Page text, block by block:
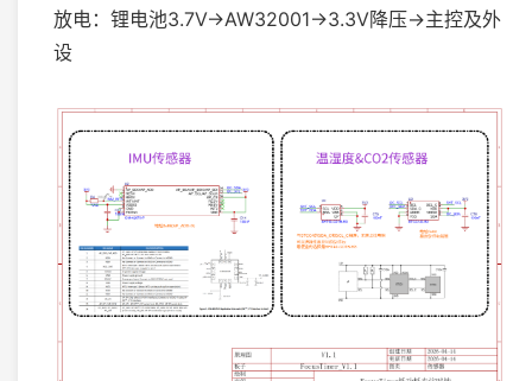
放电：锂电池3.7V→AW32001→3.3V降压→主控及外
设